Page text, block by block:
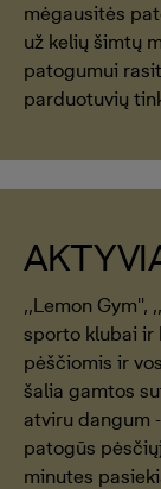
mėgausitės
už kelių šimtų
patogumui
parduotuvių
,,Lemon Gym'',
sporto klubai ir
pėščiomis ir
šalia gamtos
atviru dangum
patogūs
minutes